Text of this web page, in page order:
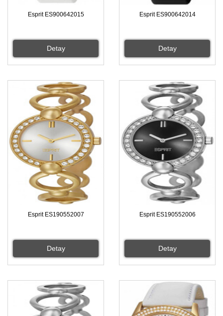
Esprit ES900642015
Detay
Esprit ES900642014
Detay
Esprit ES190552007
Detay
Esprit ES190552006
Detay